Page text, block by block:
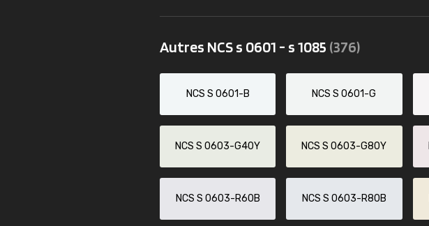
Autres NCS s 0601 - s 1085 (376)
NCS S 0601-B NCS S 0601-G
NCS S 0603-G40Y NCS S 0603-G80Y
NCS S 0603-R60B NCS S 0603-R80B